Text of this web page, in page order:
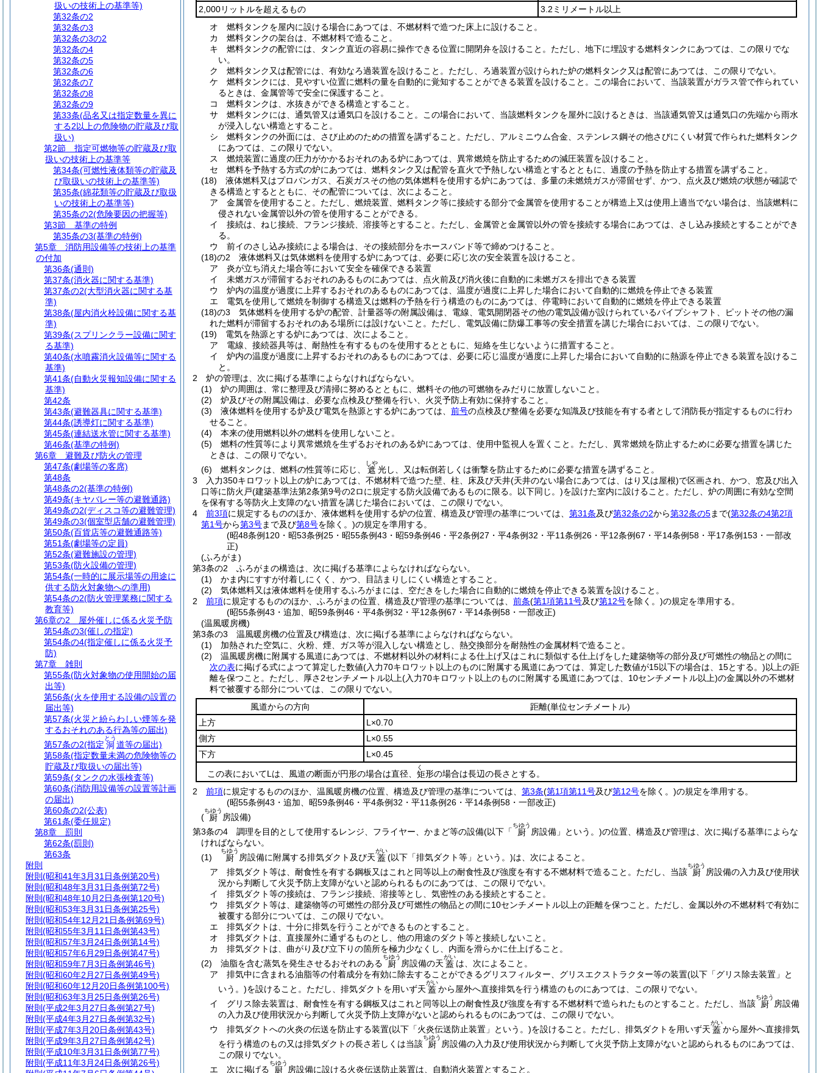
2,000リットルを超えるもの
3.2ミリメートル以上
オ
燃料タンクを屋内に設ける場合にあつては、不燃材料で造つた床上に設けること。
カ
燃料タンクの架台は、不燃材料で造ること。
キ
燃料タンクの配管には、タンク直近の容易に操作できる位置に開閉弁を設けること。 ただし、地下に埋設する燃料タンクにあつては、この限りでな
い。
ク
燃料タンク又は配管には、有効なろ過装置を設けること。 ただし、ろ過装置が設けられた炉の燃料タンク又は配管にあつては、この限りでない。
ケ
燃料タンクには、見やすい位置に燃料の量を自動的に覚知することができる装置を設けること。
この場合において、当該装置がガラス管で作られてい
るときは、金属管等で安全に保護すること。
コ
燃料タンクは、水抜きができる構造とすること。
サ
燃料タンクには、通気管又は通気口を設けること。
この場合において、当該燃料タンクを屋外に設けるときは、当該通気管又は通気口の先端から雨水
が浸入しない構造とすること。
シ
燃料タンクの外面には、さび止めのための措置を講ずること。 ただし、アルミニウム合金、ステンレス鋼その他さびにくい材質で作られた燃料タンク
にあつては、この限りでない。
ス
燃焼装置に過度の圧力がかかるおそれのある炉にあつては、異常燃焼を防止するための減圧装置を設けること。
セ
燃料を予熱する方式の炉にあつては、燃料タンク又は配管を直火で予熱しない構造とするとともに、過度の予熱を防止する措置を講ずること。
(18)
液体燃料又はプロパンガス、石炭ガスその他の気体燃料を使用する炉にあつては、多量の未燃焼ガスが滞留せず、かつ、点火及び燃焼の状態が確認で
きる構造とするとともに、その配管については、次によること。
ア
金属管を使用すること。 ただし、燃焼装置、燃料タンク等に接続する部分で金属管を使用することが構造上又は使用上適当でない場合は、当該燃料に
侵されない金属管以外の管を使用することができる。
イ
接続は、ねじ接続、フランジ接続、溶接等とすること。 ただし、金属管と金属管以外の管を接続する場合にあつては、さし込み接続とすることができ
る。
ウ
前イのさし込み接続による場合は、その接続部分をホースバンド等で締めつけること。
(18)の2
液体燃料又は気体燃料を使用する炉にあつては、必要に応じ次の安全装置を設けること。
ア
炎が立ち消えた場合等において安全を確保できる装置
イ
未燃ガスが滞留するおそれのあるものにあつては、点火前及び消火後に自動的に未燃ガスを排出できる装置
ウ
炉内の温度が過度に上昇するおそれのあるものにあつては、温度が過度に上昇した場合において自動的に燃焼を停止できる装置
エ
電気を使用して燃焼を制御する構造又は燃料の予熱を行う構造のものにあつては、停電時において自動的に燃焼を停止できる装置
(18)の3
気体燃料を使用する炉の配管、計量器等の附属設備は、電線、電気開閉器その他の電気設備が設けられているパイプシャフト、ピットその他の漏
れた燃料が滞留するおそれのある場所には設けないこと。 ただし、電気設備に防爆工事等の安全措置を講じた場合においては、この限りでない。
(19)
電気を熱源とする炉にあつては、次によること。
ア
電線、接続器具等は、耐熱性を有するものを使用するとともに、短絡を生じないように措置すること。
イ
炉内の温度が過度に上昇するおそれのあるものにあつては、必要に応じ温度が過度に上昇した場合において自動的に熱源を停止できる装置を設けるこ
と。
2
炉の管理は、次に掲げる基準によらなければならない。
(1)
炉の周囲は、常に整理及び清掃に努めるとともに、燃料その他の可燃物をみだりに放置しないこと。
(2)
炉及びその附属設備は、必要な点検及び整備を行い、火災予防上有効に保持すること。
(3)
液体燃料を使用する炉及び電気を熱源とする炉にあつては、 前号の点検及び整備を必要な知識及び技能を有する者として消防長が指定するものに行わ
せること。
(4)
本来の使用燃料以外の燃料を使用しないこと。
(5)
燃料の性質等により異常燃焼を生ずるおそれのある炉にあつては、使用中監視人を置くこと。 ただし、異常燃焼を防止するために必要な措置を講じた
ときは、この限りでない。
(6)
燃料タンクは、燃料の性質等に応じ、 遮
しや
光し、又は転倒若しくは衝撃を防止するために必要な措置を講ずること。
3
入力350キロワット以上の炉にあつては、不燃材料で造つた壁、柱、床及び天井(天井のない場合にあつては、はり又は屋根)で区画され、かつ、窓及び出入
口等に防火戸(建築基準法第2条第9号の2ロに規定する防火設備であるものに限る。以下同じ。)を設けた室内に設けること。 ただし、炉の周囲に有効な空間
を保有する等防火上支障のない措置を講じた場合においては、この限りでない。
4
前3項に規定するもののほか、液体燃料を使用する炉の位置、構造及び管理の基準については、 第31条及び第32条の2から第32条の5まで(第32条の4第2項
第1号から第3号まで及び第8号を除く。)の規定を準用する。
(昭48条例120・昭53条例25・昭55条例43・昭59条例46・平2条例27・平4条例32・平11条例26・平12条例67・平14条例58・平17条例153・一部改
正)
(ふろがま)
第3条の2
ふろがまの構造は、次に掲げる基準によらなければならない。
(1)
かま内にすすが付着しにくく、かつ、目詰まりしにくい構造とすること。
(2)
気体燃料又は液体燃料を使用するふろがまには、空だきをした場合に自動的に燃焼を停止できる装置を設けること。
2
前項に規定するもののほか、ふろがまの位置、構造及び管理の基準については、 前条(第1項第11号及び第12号を除く。)の規定を準用する。
(昭55条例43・追加、昭59条例46・平4条例32・平12条例67・平14条例58・一部改正)
(温風暖房機)
第3条の3
温風暖房機の位置及び構造は、次に掲げる基準によらなければならない。
(1)
加熱された空気に、火粉、煙、ガス等が混入しない構造とし、熱交換部分を耐熱性の金属材料で造ること。
(2)
温風暖房機に附属する風道にあつては、不燃材料以外の材料による仕上げ又はこれに類似する仕上げをした建築物等の部分及び可燃性の物品との間に
次の表に掲げる式によつて算定した数値(入力70キロワット以上のものに附属する風道にあつては、算定した数値が15以下の場合は、15とする。)以上の距
離を保つこと。 ただし、厚さ2センチメートル以上(入力70キロワット以上のものに附属する風道にあつては、10センチメートル以上)の金属以外の不燃材
料で被覆する部分については、この限りでない。
風道からの方向
距離(単位センチメートル)
上方
L×0.70
側方
L×0.55
下方
L×0.45
この表においてLは、風道の断面が円形の場合は直径、 矩
く
形の場合は長辺の長さとする。
2
前項に規定するもののほか、温風暖房機の位置、構造及び管理の基準については、 第3条(第1項第11号及び第12号を除く。)の規定を準用する。
(昭55条例43・追加、昭59条例46・平4条例32・平11条例26・平14条例58・一部改正)
(
厨
ちゆう
房設備)
第3条の4
調理を目的として使用するレンジ、フライヤー、かまど等の設備(以下「 厨
ちゆう
房設備」という。)の位置、構造及び管理は、次に掲げる基準によらな
ければならない。
(1)
厨
ちゆう
房設備に附属する排気ダクト及び天 蓋
がい
(以下「排気ダクト等」という。)は、次によること。
ア
排気ダクト等は、耐食性を有する鋼板又はこれと同等以上の耐食性及び強度を有する不燃材料で造ること。 ただし、当該 厨
ちゆう
房設備の入力及び使用状
況から判断して火災予防上支障がないと認められるものにあつては、この限りでない。
イ
排気ダクト等の接続は、フランジ接続、溶接等とし、気密性のある接続とすること。
ウ
排気ダクト等は、建築物等の可燃性の部分及び可燃性の物品との間に10センチメートル以上の距離を保つこと。 ただし、金属以外の不燃材料で有効に
被覆する部分については、この限りでない。
エ
排気ダクトは、十分に排気を行うことができるものとすること。
オ
排気ダクトは、直接屋外に通ずるものとし、他の用途のダクト等と接続しないこと。
カ
排気ダクトは、曲がり及び立下りの箇所を極力少なくし、内面を滑らかに仕上げること。
(2)
油脂を含む蒸気を発生させるおそれのある 厨
ちゆう
房設備の天 蓋
がい
は、次によること。
ア
排気中に含まれる油脂等の付着成分を有効に除去することができるグリスフィルター、グリスエクストラクター等の装置(以下「グリス除去装置」と
いう。)を設けること。 ただし、排気ダクトを用いず天 蓋
がい
から屋外へ直接排気を行う構造のものにあつては、この限りでない。
イ
グリス除去装置は、耐食性を有する鋼板又はこれと同等以上の耐食性及び強度を有する不燃材料で造られたものとすること。 ただし、当該 厨
ちゆう
房設備
の入力及び使用状況から判断して火災予防上支障がないと認められるものにあつては、この限りでない。
ウ
排気ダクトへの火炎の伝送を防止する装置(以下「火炎伝送防止装置」という。)を設けること。 ただし、排気ダクトを用いず天 蓋
がい
から屋外へ直接排気
を行う構造のもの又は排気ダクトの長さ若しくは当該
厨
ちゆう
房設備の入力及び使用状況から判断して火災予防上支障がないと認められるものにあつては、
この限りでない。
エ
次に掲げる 厨
ちゆう
房設備に設ける火炎伝送防止装置は、自動消火装置とすること。
扱いの技術上の基準等)
第32条の2
第32条の3
第32条の3の2
第32条の4
第32条の5
第32条の6
第32条の7
第32条の8
第32条の9
第33条(品名又は指定数量を異に
する2以上の危険物の貯蔵及び取
扱い)
第2節
指定可燃物等の貯蔵及び取
扱いの技術上の基準等
第34条(可燃性液体類等の貯蔵及
び取扱いの技術上の基準等)
第35条(綿花類等の貯蔵及び取扱
いの技術上の基準等)
第35条の2(危険要因の把握等)
第3節
基準の特例
第35条の3(基準の特例)
第5章
消防用設備等の技術上の基準
の付加
第36条(通則)
第37条(消火器に関する基準)
第37条の2(大型消火器に関する基
準)
第38条(屋内消火栓設備に関する基
準)
第39条(スプリンクラー設備に関す
る基準)
第40条(水噴霧消火設備等に関する
基準)
第41条(自動火災報知設備に関する
基準)
第42条
第43条(避難器具に関する基準)
第44条(誘導灯に関する基準)
第45条(連結送水管に関する基準)
第46条(基準の特例)
第6章
避難及び防火の管理
第47条(劇場等の客席)
第48条
第48条の2(基準の特例)
第49条(キヤバレー等の避難通路)
第49条の2(ディスコ等の避難管理)
第49条の3(個室型店舗の避難管理)
第50条(百貨店等の避難通路等)
第51条(劇場等の定員)
第52条(避難施設の管理)
第53条(防火設備の管理)
第54条(一時的に展示場等の用途に
供する防火対象物への準用)
第54条の2(防火管理業務に関する
教育等)
第6章の2
屋外催しに係る火災予防
第54条の3(催しの指定)
第54条の4(指定催しに係る火災予
防)
第7章
雑則
第55条(防火対象物の使用開始の届
出等)
第56条(火を使用する設備の設置の
届出等)
第57条(火災と紛らわしい煙等を発
するおそれのある行為等の届出)
第57条の2(指定 洞
とう
道等の届出)
第58条(指定数量未満の危険物等の
貯蔵及び取扱いの届出等)
第59条(タンクの水張検査等)
第60条(消防用設備等の設置等計画
の届出)
第60条の2(公表)
第61条(委任規定)
第8章
罰則
第62条(罰則)
第63条
附則
附則 (昭和41年3月31日条例第20号)
附則 (昭和48年3月31日条例第72号)
附則 (昭和48年10月2日条例第120号)
附則 (昭和53年3月31日条例第25号)
附則 (昭和54年12月21日条例第69号)
附則 (昭和55年3月11日条例第43号)
附則 (昭和57年3月24日条例第14号)
附則 (昭和57年6月29日条例第47号)
附則 (昭和59年7月3日条例第46号)
附則 (昭和60年2月27日条例第49号)
附則 (昭和60年12月20日条例第100号)
附則 (昭和63年3月25日条例第26号)
附則 (平成2年3月27日条例第27号)
附則 (平成4年3月27日条例第32号)
附則 (平成7年3月20日条例第43号)
附則 (平成9年3月27日条例第42号)
附則 (平成10年3月31日条例第77号)
附則 (平成11年3月24日条例第26号)